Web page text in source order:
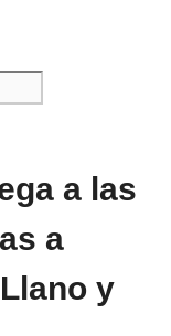
a las
a
y